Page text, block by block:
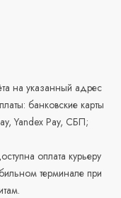
на указанный адрес
банковские карты
Yandex Pay, СБП;
оплата курьеру
терминале при